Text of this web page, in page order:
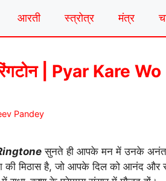
आरती स्त्रोत्र मंत्र
से रिंगटोन | Pyar Kare
Pandey
सुनते ही आपके मन में उनके अनंत
की मिठास है, जो आपके दिल को आनंद